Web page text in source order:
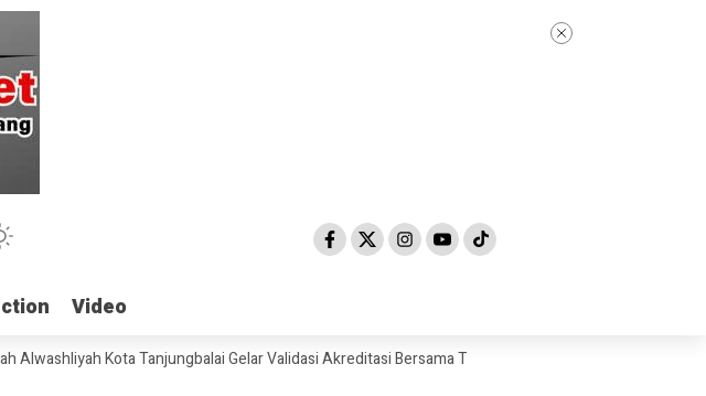
Video
Video
Kota Tanjungbalai Gelar Validasi Akreditasi Bersama Tim Asesor BAN-PDM Tahun 2026